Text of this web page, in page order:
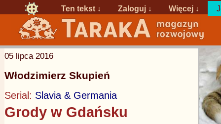
Ten tekst ↓ Zaloguj ↓ Więcej ↓
05 lipca 2016
Włodzimierz Skupień
Serial: Slavia & Germania
Grody w Gdańsku